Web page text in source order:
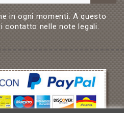
in ogni momenti. A questo
contatto nelle note legali.